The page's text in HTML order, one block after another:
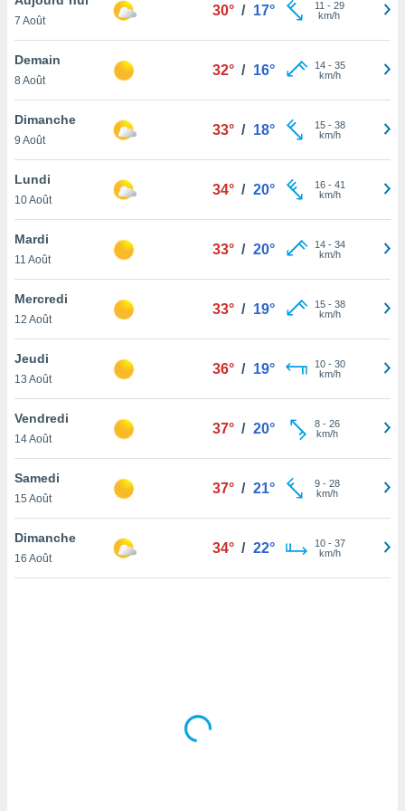
et
»,
au
vous
qu'ils
ou
le
ainsi
un
la
du
en
de
7 Août
30° / 17° 11 - 29
km/h
Demain
8 Août
32° / 16° 14- 35
km/h
Dimanche
9 Août
33° / 18° 15- 38
km/h
Lundi
10 Août
34° / 20° 16- 41
km/h
Mardi
11 Août
33° / 20° 14- 34
km/h
Mercredi
12 Août
33° / 19° 15- 38
km/h
Jeudi
13 Août
36° / 19° 10- 30
km/h
Vendredi
14 Août
37° / 20° 8- 26
km/h
Samedi
15 Août
37° / 21° 9- 28
km/h
Dimanche
16 Août
34° / 22° 10- 37
km/h